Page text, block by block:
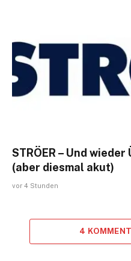
STRÖER – Und
(aber diesmal akut)
vor 4 Stunden
4